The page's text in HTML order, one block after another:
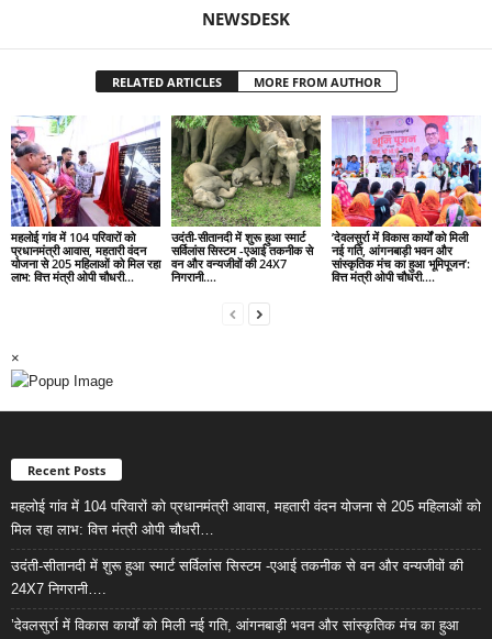
NEWSDESK
RELATED ARTICLES MORE FROM AUTHOR
महलोई गांव में 104 परिवारों को
प्रधानमंत्री आवास, महतारी वंदन
योजना से 205 महिलाओं को मिल रहा
लाभ: वित्त मंत्री ओपी चौधरी…
उदंती-सीतानदी में शुरू हुआ स्मार्ट
सर्विलांस सिस्टम -एआई तकनीक से
वन और वन्यजीवों की 24X7
निगरानी….
’देवलसुर्रा में विकास कार्यों को मिली
नई गति, आंगनबाड़ी भवन और
सांस्कृतिक मंच का हुआ भूमिपूजन’:
वित्त मंत्री ओपी चौधरी….
×
Recent Posts
महलोई गांव में 104 परिवारों को प्रधानमंत्री आवास, महतारी वंदन योजना से 205 महिलाओं को
मिल रहा लाभ: वित्त मंत्री ओपी चौधरी…
उदंती-सीतानदी में शुरू हुआ स्मार्ट सर्विलांस सिस्टम -एआई तकनीक से वन और वन्यजीवों की
24X7 निगरानी….
’देवलसुर्रा में विकास कार्यों को मिली नई गति, आंगनबाड़ी भवन और सांस्कृतिक मंच का हुआ